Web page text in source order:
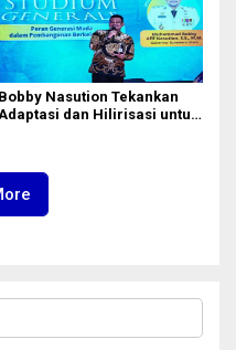
Bobby Nasution Tekankan
Adaptasi dan Hilirisasi untuk